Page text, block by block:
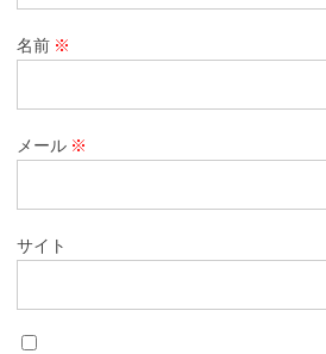
名前 ※
メール ※
サイト